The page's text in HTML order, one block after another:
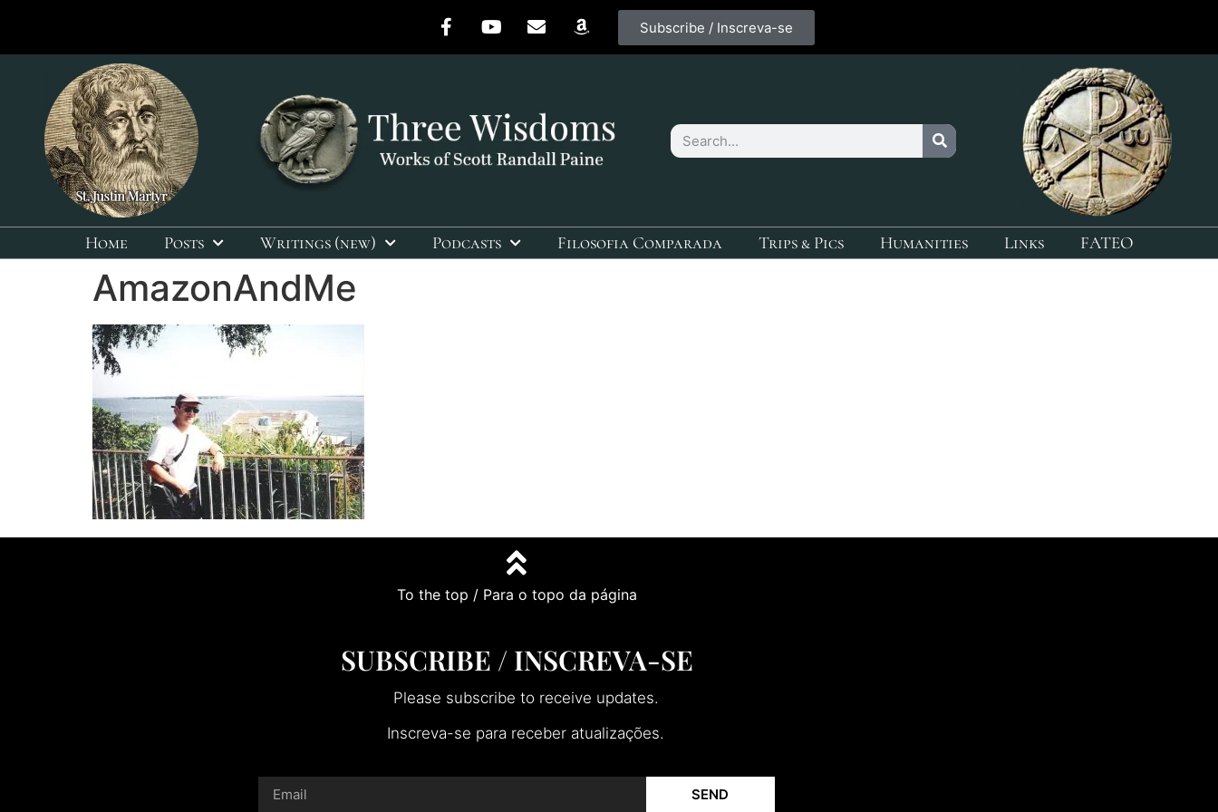
Subscribe / Inscreva-se
Home Posts Writings (new) Podcasts Filosofia Comparada Trips & Pics Humanities Links FATEO
AmazonAndMe
To the top / Para o topo da página
SUBSCRIBE / INSCREVA-SE
Please subscribe to receive updates.
Inscreva-se para receber atualizações.
SEND